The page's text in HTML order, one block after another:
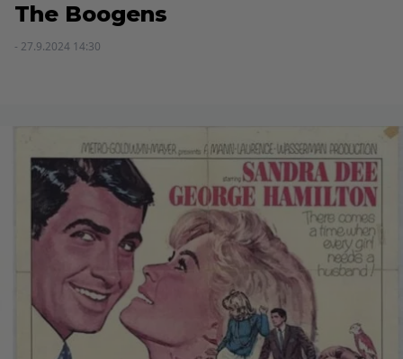
The Boogens
- 27.9.2024 14:30